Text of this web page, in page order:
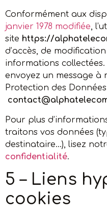
Conformément aux
janvier 1978 modifiée,
site https://
d’accès, de
informations
envoyez un message à
Protection des Données
Pour plus
traitons vos données
destinataire…), lisez
confidentialité.
5 – Liens
cookies